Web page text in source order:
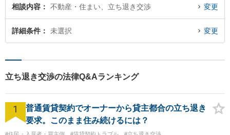
相談内容 不動産・住まい、立ち退き交渉 変更
詳細条件 未選択 変更
立ち退き交渉の法律Q&Aランキング
1
普通賃貸契約でオーナーから貸主都合の立ち退き
要求。このまま住み続けるには？